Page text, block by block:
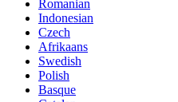
Romanian
Indonesian
Czech
Afrikaans
Swedish
Polish
Basque